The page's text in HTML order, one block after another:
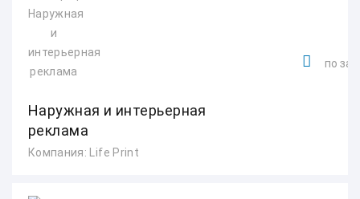
Наружная и интерьерная
реклама
Компания: Life Print
по